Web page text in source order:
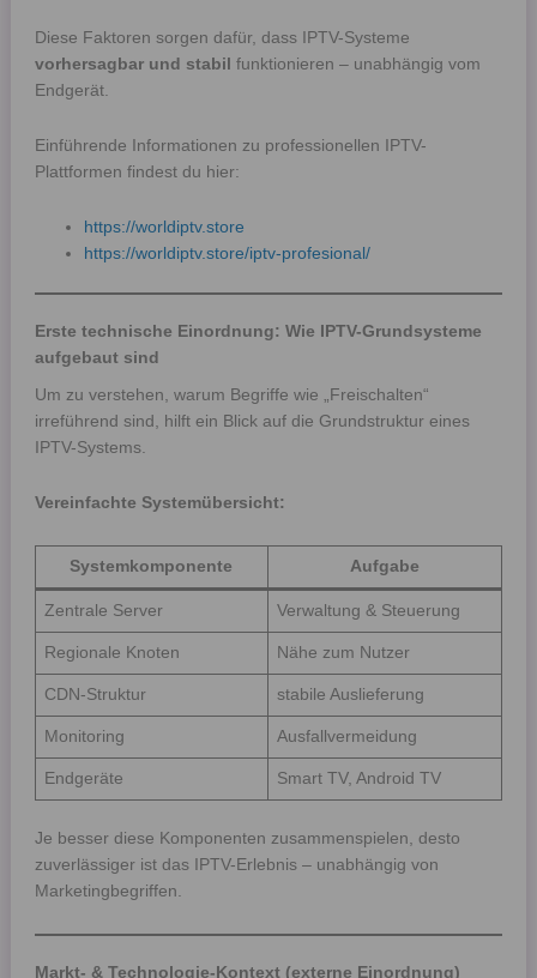
Diese Faktoren sorgen dafür, dass IPTV-Systeme
vorhersagbar und stabil funktionieren – unabhängig vom
Endgerät.
Einführende Informationen zu professionellen IPTV-
Plattformen findest du hier:
https://worldiptv.store
https://worldiptv.store/iptv-profesional/
Erste technische Einordnung: Wie IPTV-Grundsysteme
aufgebaut sind
Um zu verstehen, warum Begriffe wie „Freischalten“
irreführend sind, hilft ein Blick auf die Grundstruktur eines
IPTV-Systems.
Vereinfachte Systemübersicht:
Systemkomponente Aufgabe
Zentrale Server Verwaltung & Steuerung
Regionale Knoten Nähe zum Nutzer
CDN-Struktur stabile Auslieferung
Monitoring Ausfallvermeidung
Endgeräte Smart TV, Android TV
Je besser diese Komponenten zusammenspielen, desto
zuverlässiger ist das IPTV-Erlebnis – unabhängig von
Marketingbegriffen.
Markt- & Technologie-Kontext (externe Einordnung)